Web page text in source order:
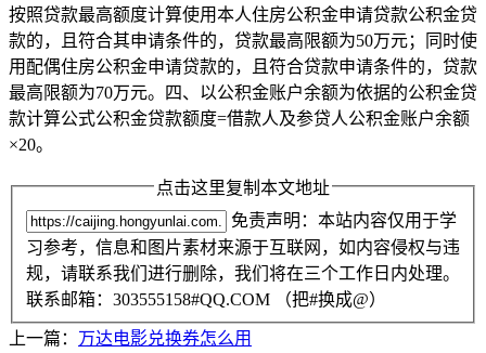
按照贷款最高额度计算使用本人住房公积金申请贷款公积金贷
款的，且符合其申请条件的，贷款最高限额为50万元；同时使
用配偶住房公积金申请贷款的，且符合贷款申请条件的，贷款
最高限额为70万元。四、以公积金账户余额为依据的公积金贷
款计算公式公积金贷款额度=借款人及参贷人公积金账户余额
×20。
点击这里复制本文地址
免责声明：本站内容仅用于学
习参考，信息和图片素材来源于互联网，如内容侵权与违
规，请联系我们进行删除，我们将在三个工作日内处理。
联系邮箱：303555158#QQ.COM （把#换成@）
上一篇： 万达电影兑换券怎么用